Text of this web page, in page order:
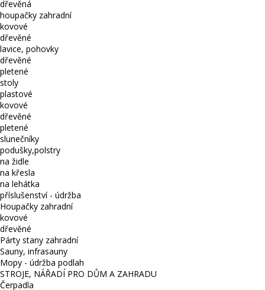
dřevěná
houpačky zahradní
kovové
dřevěné
lavice, pohovky
dřevěné
pletené
stoly
plastové
kovové
dřevěné
pletené
slunečníky
podušky,polstry
na židle
na křesla
na lehátka
příslušenství - údržba
Houpačky zahradní
kovové
dřevěné
Párty stany zahradní
Sauny, infrasauny
Mopy - údržba podlah
STROJE, NÁŘADÍ PRO DŮM A ZAHRADU
Čerpadla